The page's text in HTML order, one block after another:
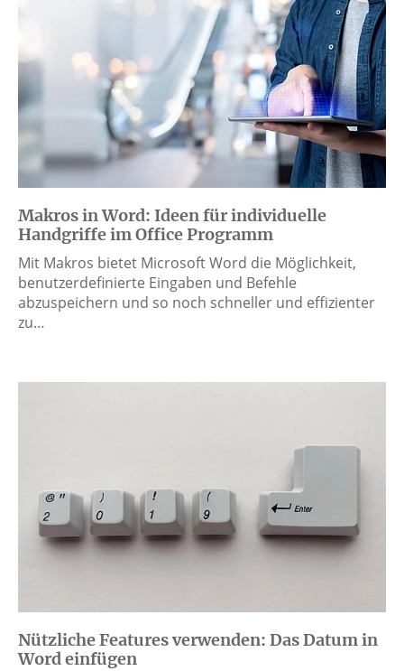
Makros in Word: Ideen für individuelle
Handgriffe im Office Programm
Mit Makros bietet Microsoft Word die Möglichkeit,
benutzerdefinierte Eingaben und Befehle
abzuspeichern und so noch schneller und effizienter
zu…
Nützliche Features verwenden: Das Datum in
Word einfügen